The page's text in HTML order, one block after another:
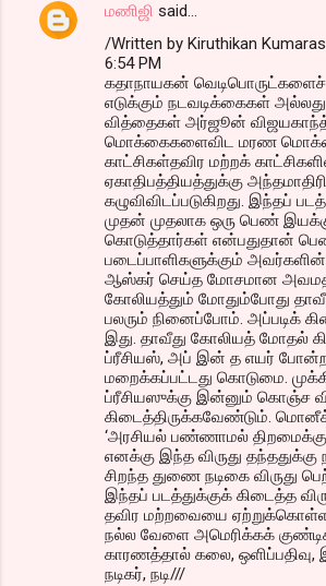
மணிஜி said…
/Written by Kiruthikan
6:54 PM
கதாநாயகன்
எடுக்கும் நடவடிக்கைகள் அல்லது
வித்தைகள் அர்ஜூன்
மொக்கைகளைவிட மரண
காட்சிகள்தவிர மற்றக்
ஏகாதிபத்தியத்துக்கு
கழுவிவிடப்படுகிறது. இந்தப்
முதன் முதலாக ஒரு பெண்
கொடுத்தார்கள் என்பதுதான்
படைப்பாளிகளுக்கும் அவர்களின்
ஆஸ்கர் செய்த மோசமான
கோலியத்தும் மோதும்போது
பலரும் நினைப்போம். அப்படிக்
இது. தாவீது கோலியத் மோதல்
ப்ரீசியஸ், அப் இன் த எயர்
மறைக்கப்பட்டது கொடுமை.
ப்ரீசியஸுக்கு இன்னும் கொஞ்ச
கிடைத்திருக்கவேண்டும்.
‘அரசியல் பண்ணாமல் திறமைக்கு
எனக்கு இந்த விருது தந்ததுக்கு
சிறந்த துணை நடிகை விருது
இந்தப் படத்துக்குக் கிடைத்த
தவிர மற்றவையை ஏற்றுக்கொள்ள
நல்ல வேளை அமெரிக்கக்
காரணத்தால் கலை, ஒளிப்பதிவு,
நடிகர், நடி///